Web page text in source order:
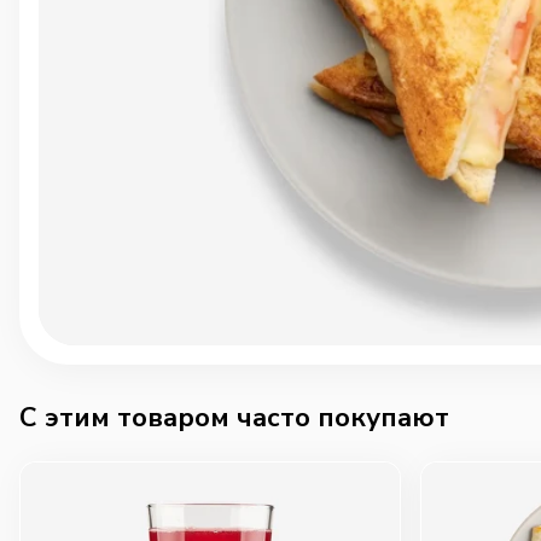
C этим товаром часто покупают